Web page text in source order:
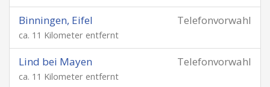
Telefonvorwahl
Binningen, Eifel
ca. 11 Kilometer entfernt
Telefonvorwahl
Lind bei Mayen
ca. 11 Kilometer entfernt